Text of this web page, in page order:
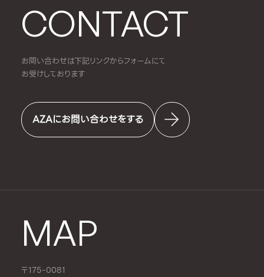
CONTACT
お問い合わせは下記リンクからフォームにて
お受けしております
AZAにお問い合わせをする
MAP
〒175-0081